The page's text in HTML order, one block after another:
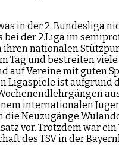
in der 2. Bundesliga
der 2.Liga im
nationalen
Tag und bestreiten
auf Vereine mit guten
Ligaspiele ist
internationalen
Neuzugänge
vor. Trotzdem war
des TSV in der